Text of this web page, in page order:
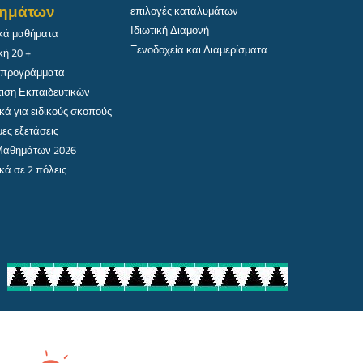
μαθήματα
20 +
προγράμματα
Εκπαιδευτικών
για ειδικούς σκοπούς
εξετάσεις
2026
σε 2 πόλεις
επιλογές καταλυμάτων
Ιδιωτική Διαμονή
Ξενοδοχεία και Διαμερίσματα